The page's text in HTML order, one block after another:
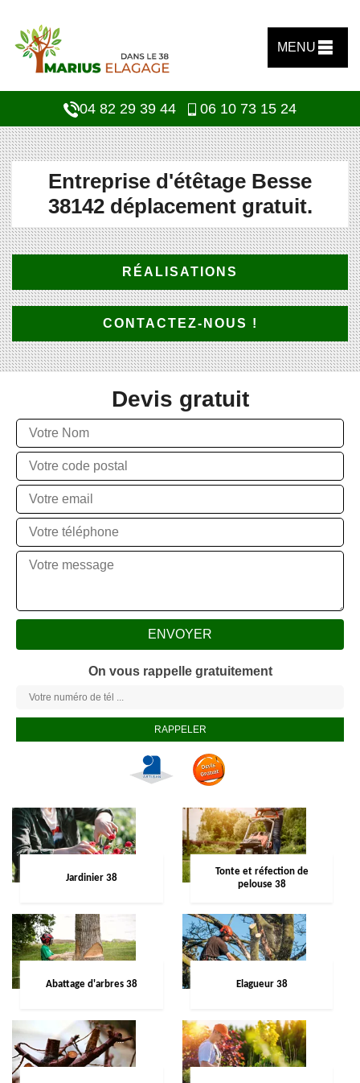
MENU
04 82 29 39 44 06 10 73 15 24
Entreprise d'étêtage Besse
38142 déplacement gratuit.
RÉALISATIONS
CONTACTEZ-NOUS !
Devis gratuit
On vous rappelle gratuitement
Jardinier 38
Tonte et réfection de
pelouse 38
Abattage d'arbres 38 Elagueur 38